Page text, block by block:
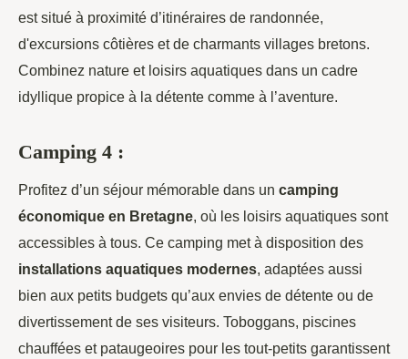
est situé à proximité d’itinéraires de randonnée,
d'excursions côtières et de charmants villages bretons.
Combinez nature et loisirs aquatiques dans un cadre
idyllique propice à la détente comme à l’aventure.
Camping 4 :
Profitez d’un séjour mémorable dans un camping
économique en Bretagne, où les loisirs aquatiques sont
accessibles à tous. Ce camping met à disposition des
installations aquatiques modernes, adaptées aussi
bien aux petits budgets qu’aux envies de détente ou de
divertissement de ses visiteurs. Toboggans, piscines
chauffées et pataugeoires pour les tout-petits garantissent